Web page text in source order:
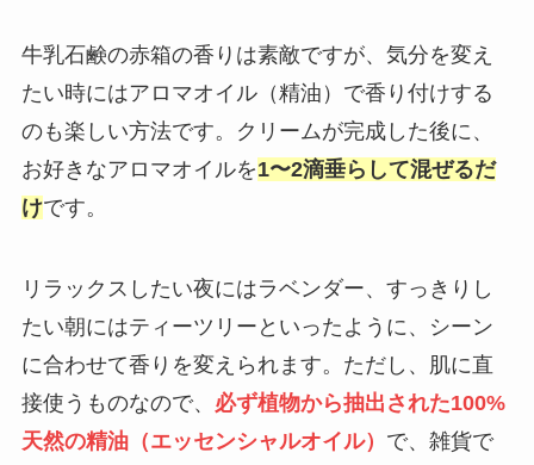
牛乳石鹸の赤箱の香りは素敵ですが、気分を変え
たい時にはアロマオイル（精油）で香り付けする
のも楽しい方法です。クリームが完成した後に、
お好きなアロマオイルを1〜2滴垂らして混ぜるだ
けです。
リラックスしたい夜にはラベンダー、すっきりし
たい朝にはティーツリーといったように、シーン
に合わせて香りを変えられます。ただし、肌に直
接使うものなので、 必ず植物から抽出された100%
天然の精油（エッセンシャルオイル） で、雑貨で